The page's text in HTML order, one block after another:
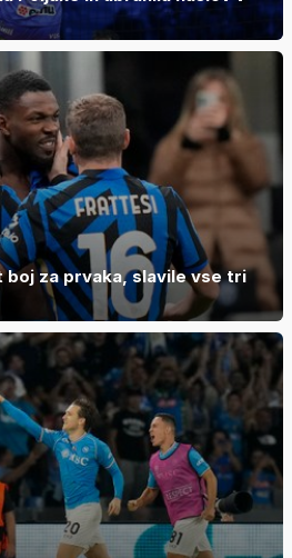
za prvaka, slavile vse tri